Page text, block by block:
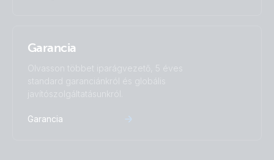
Garancia
Olvasson többet iparágvezető, 5 éves
standard garanciánkról és globális
javítószolgáltatásunkról.
Garancia